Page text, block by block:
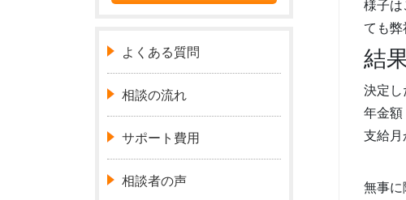
様子
ても弊
結
決定し
年金
支給
無事に
よくある質問
相談の流れ
サポート費用
相談者の声